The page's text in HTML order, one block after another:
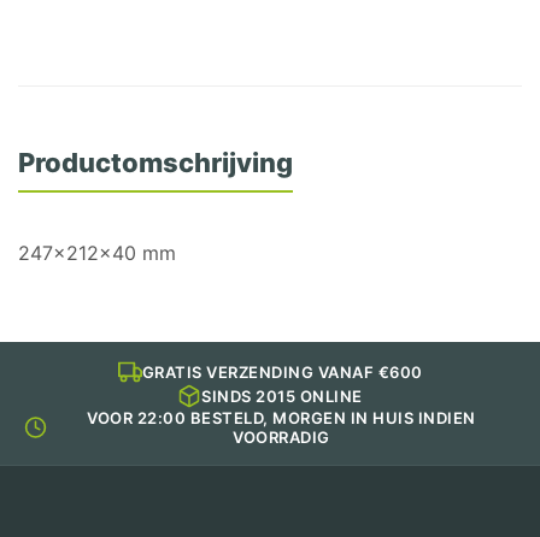
Productomschrijving
247×212×40 mm
GRATIS VERZENDING VANAF €600
SINDS 2015 ONLINE
VOOR 22:00 BESTELD, MORGEN IN HUIS INDIEN
VOORRADIG